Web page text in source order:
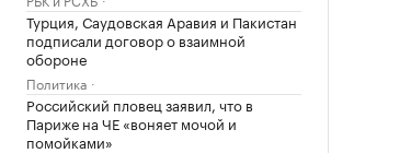
Турция, Саудовская Аравия и Пакистан
подписали договор о взаимной
обороне
Политика
Российский пловец заявил, что в
Париже на ЧЕ «воняет мочой и
помойками»